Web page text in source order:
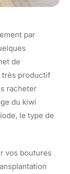
par
de
très productif
racheter
du kiwi
le type de
vos boutures